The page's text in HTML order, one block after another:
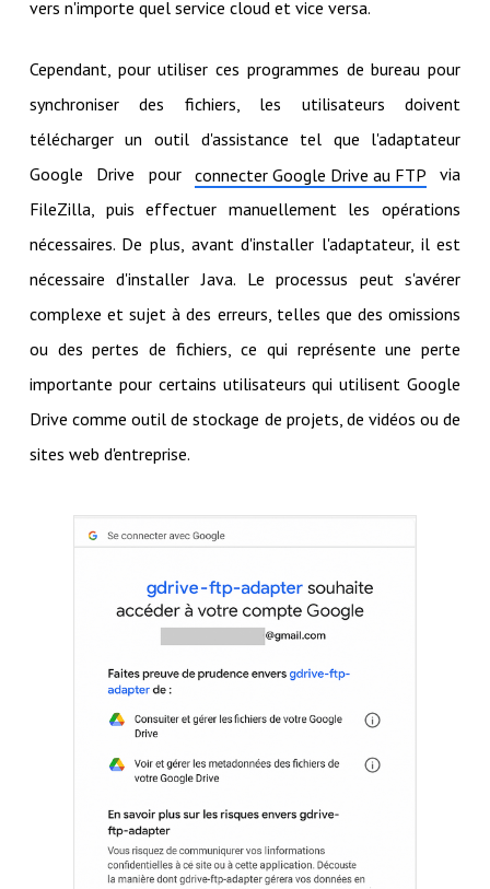
vers n'importe quel service cloud et vice versa.
Cependant, pour utiliser ces programmes de bureau pour
synchroniser des fichiers, les utilisateurs doivent
télécharger un outil d'assistance tel que l'adaptateur
Google Drive pour connecter Google Drive au FTP via
FileZilla, puis effectuer manuellement les opérations
nécessaires. De plus, avant d'installer l'adaptateur, il est
nécessaire d'installer Java. Le processus peut s'avérer
complexe et sujet à des erreurs, telles que des omissions
ou des pertes de fichiers, ce qui représente une perte
importante pour certains utilisateurs qui utilisent Google
Drive comme outil de stockage de projets, de vidéos ou de
sites web d'entreprise.